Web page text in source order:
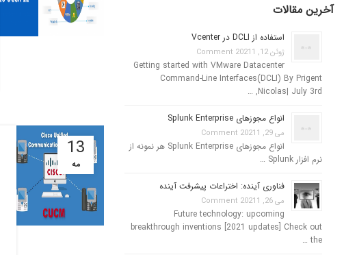
13
مه
آخرین مقالات
استفاده از DCLI در Vcenter
ژوئن 12, 2021 1 Comment
Getting started with VMware Datacenter
Command-Line Interfaces(DCLI) By Prigent
Nicolas| July 3rd, …
انواع مجوزهای Splunk Enterprise
می 29, 2021 1 Comment
انواع مجوزهای Splunk Enterprise هر نمونه از
نرم افزار Splunk …
فناوری آینده: اختراعات پیشرفت آینده
می 26, 2021 1 Comment
Future technology: upcoming
breakthrough inventions [2021 updates] Check out
the …